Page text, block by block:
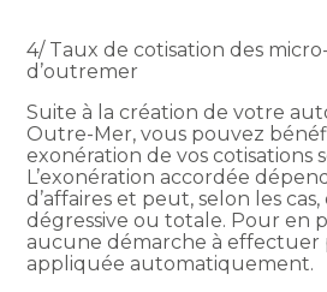
4/ Taux de cotisation des
d’outremer
Suite à la création de votre
Outre-Mer, vous pouvez
exonération de vos cotisations
L’exonération accordée
d’affaires et peut, selon les
dégressive ou totale. Pour en
aucune démarche à effectuer
appliquée automatiquement.